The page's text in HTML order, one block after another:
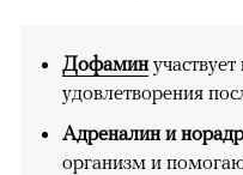
Дофамин
удовлетворения
Адреналин и
организм и